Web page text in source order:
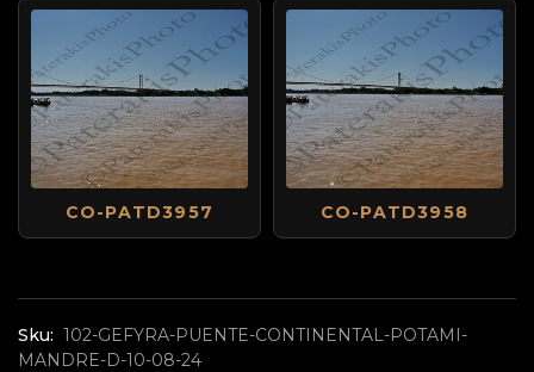
Sku: 102-GEFYRA-PUENTE-CONTINENTAL-POTAMI-
MANDRE-D-10-08-24
CO-PATD3957 CO-PATD3958